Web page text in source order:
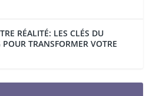
RÉALITÉ: LES CLÉS DU
TRANSFORMER VOTRE